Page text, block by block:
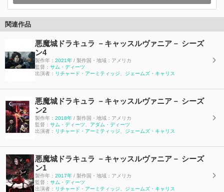
関連作品
悪魔城ドラキュラ －キャッスルヴァニア－ シーズ
ン4
製作年： 2021年 / 製作国・地域：アメリカ
監督： サム・ディーツ
出演者： リチャード・アーミティッジ ジェームズ・キャリス
悪魔城ドラキュラ －キャッスルヴァニア－ シーズ
ン2
製作年： 2018年 / 製作国・地域：アメリカ
監督： サム・ディーツ
アダム・ディーツ
出演者： リチャード・アーミティッジ ジェームズ・キャリス
悪魔城ドラキュラ －キャッスルヴァニア－ シーズ
ン1
製作年： 2017年 / 製作国・地域：アメリカ
監督： サム・ディーツ
出演者： リチャード・アーミティッジ ジェームズ・キャリス